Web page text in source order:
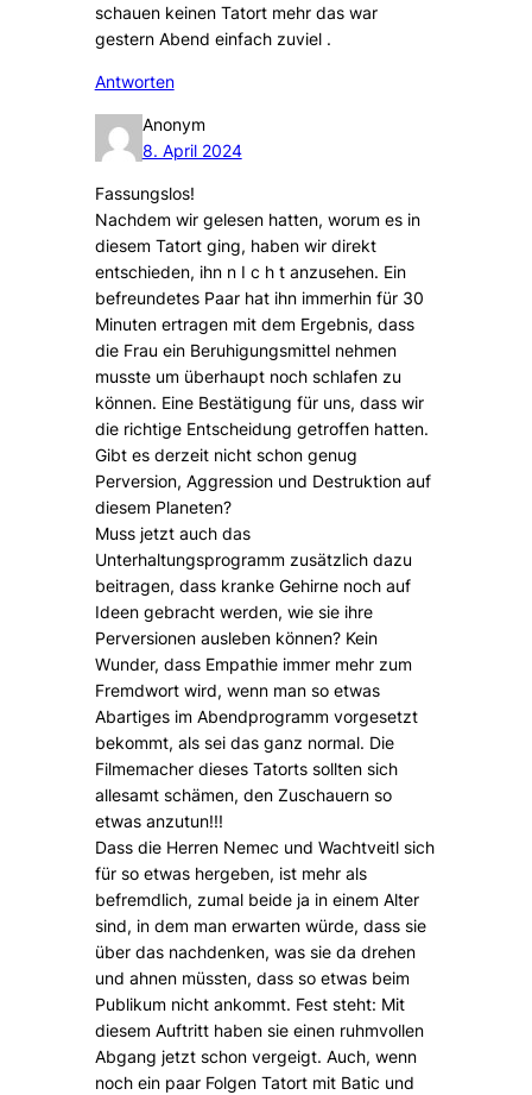
schauen keinen Tatort mehr das war
gestern Abend einfach zuviel .
Antworten
Anonym
8. April 2024
Fassungslos!
Nachdem wir gelesen hatten, worum es in
diesem Tatort ging, haben wir direkt
entschieden, ihn n I c h t anzusehen. Ein
befreundetes Paar hat ihn immerhin für 30
Minuten ertragen mit dem Ergebnis, dass
die Frau ein Beruhigungsmittel nehmen
musste um überhaupt noch schlafen zu
können. Eine Bestätigung für uns, dass wir
die richtige Entscheidung getroffen hatten.
Gibt es derzeit nicht schon genug
Perversion, Aggression und Destruktion auf
diesem Planeten?
Muss jetzt auch das
Unterhaltungsprogramm zusätzlich dazu
beitragen, dass kranke Gehirne noch auf
Ideen gebracht werden, wie sie ihre
Perversionen ausleben können? Kein
Wunder, dass Empathie immer mehr zum
Fremdwort wird, wenn man so etwas
Abartiges im Abendprogramm vorgesetzt
bekommt, als sei das ganz normal. Die
Filmemacher dieses Tatorts sollten sich
allesamt schämen, den Zuschauern so
etwas anzutun!!!
Dass die Herren Nemec und Wachtveitl sich
für so etwas hergeben, ist mehr als
befremdlich, zumal beide ja in einem Alter
sind, in dem man erwarten würde, dass sie
über das nachdenken, was sie da drehen
und ahnen müssten, dass so etwas beim
Publikum nicht ankommt. Fest steht: Mit
diesem Auftritt haben sie einen ruhmvollen
Abgang jetzt schon vergeigt. Auch, wenn
noch ein paar Folgen Tatort mit Batic und